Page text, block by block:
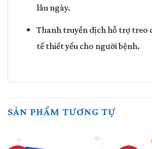
lâu ngày.
Thanh truyền dịch hỗ trợ treo
tế thiết yếu cho người bệnh.
SẢN PHẨM TƯƠNG TỰ